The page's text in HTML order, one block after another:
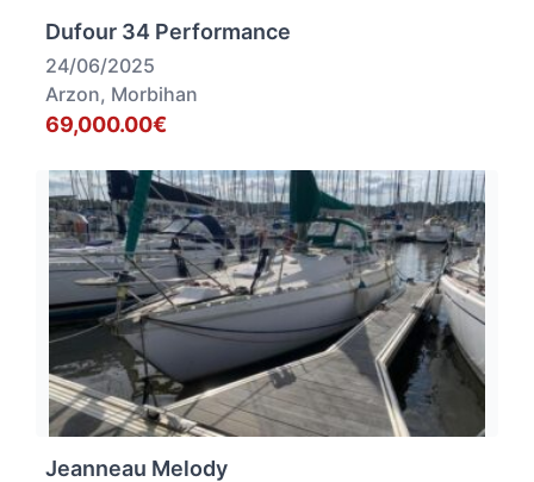
Dufour 34 Performance
24/06/2025
Arzon, Morbihan
69,000.00€
Jeanneau Melody